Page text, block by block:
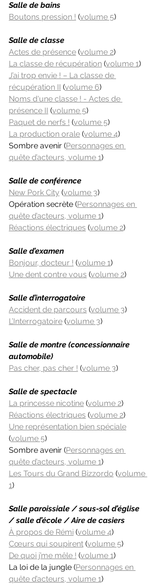
Salle de bains
Boutons pression ! (volume 5)
Salle de classe
Actes de présence (volume 2)
La classe de récupération (volume 1)
J’ai trop envie ! – La classe de
récupération II (volume 6)
Noms d'une classe ! - Actes de
présence II (volume 5)
Paquet de nerfs ! (volume 5)
La production orale (volume 4)
Sombre avenir (Personnages en
quête d’acteurs, volume 1)
Salle de conférence
New Pork City (volume 3)
Opération secrète (Personnages en
quête d’acteurs, volume 1)
Réactions électriques (volume 2)
Salle d’examen
Bonjour, docteur ! (volume 1)
Une dent contre vous (volume 2)
Salle d’interrogatoire
Accident de parcours (volume 3)
L’Interrogatoire (volume 3)
Salle de montre (concessionnaire
automobile)
Pas cher, pas cher ! (volume 3)
Salle de spectacle
La princesse nicotine (volume 2)
Réactions électriques (volume 2)
Une représentation bien spéciale
(volume 5)
Sombre avenir (Personnages en
quête d’acteurs, volume 1)
Les Tours du Grand Bizzordo (volume
1)
Salle paroissiale / sous-sol d’église
/ salle d’école / Aire de casiers
À propos de Rémi (volume 4)
Cœurs qui soupirent (volume 5)
De quoi j’me mêle ! (volume 1)
La loi de la jungle (Personnages en
quête d’acteurs, volume 1)